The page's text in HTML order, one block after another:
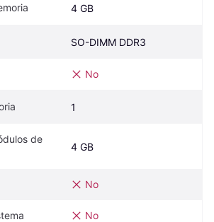
4 GB
SO-DIMM DDR3
No
1
de
4 GB
No
No